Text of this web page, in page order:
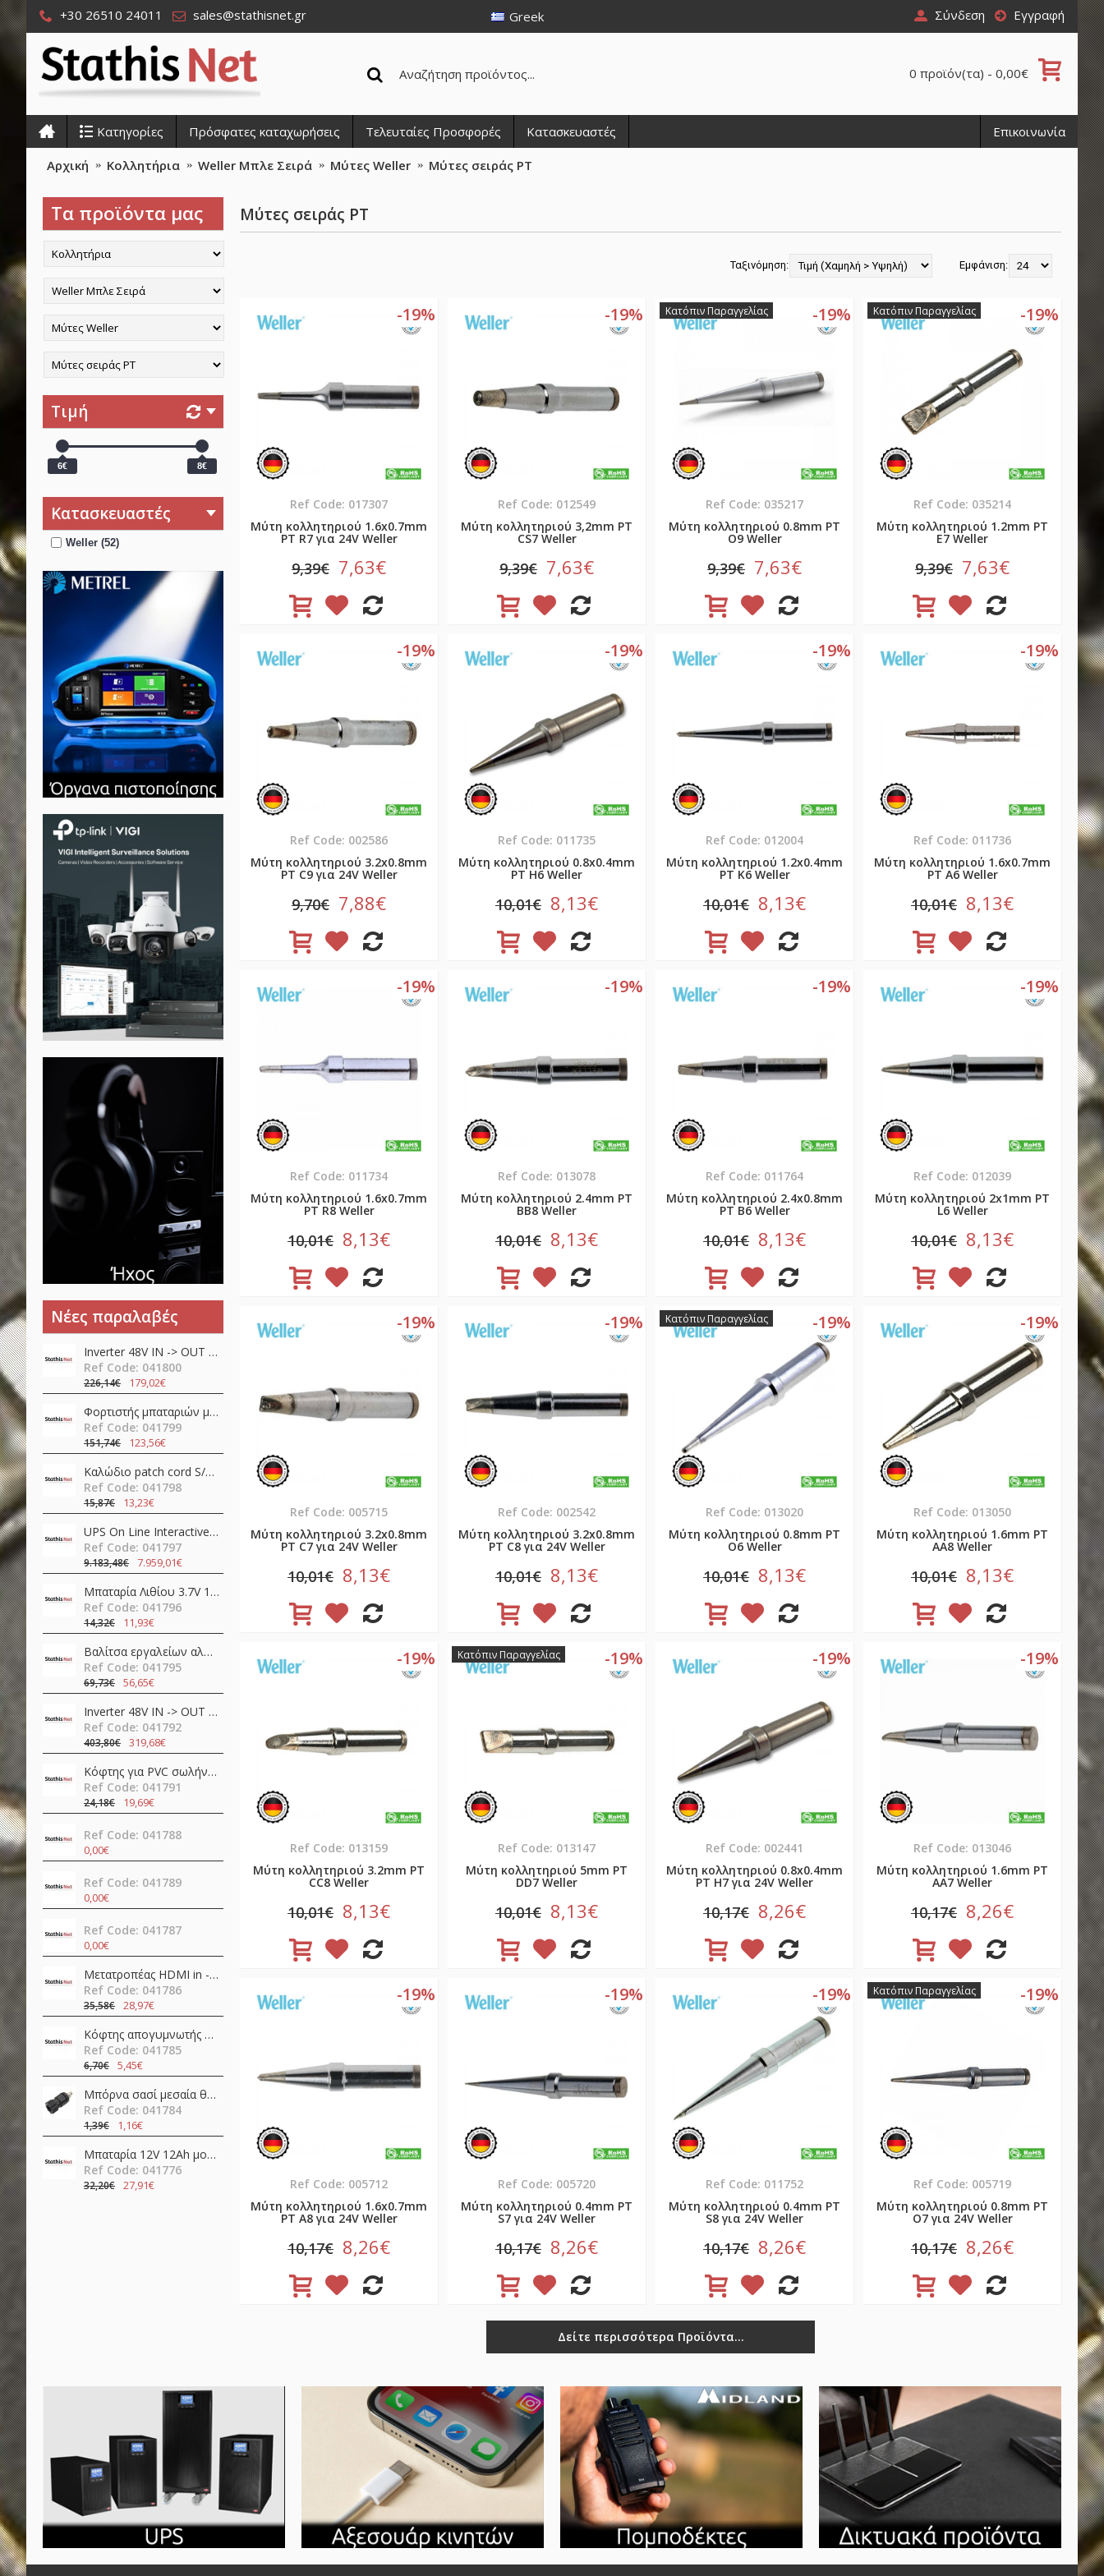
+30 26510 24011 sales@stathisnet.gr Greek Σύνδεση Εγγραφή
0 προϊόν(τα) - 0,00€
Κατηγορίες Πρόσφατες καταχωρήσεις Τελευταίες Προσφορές Κατασκευαστές Επικοινωνία
Αρχική Κολλητήρια Weller Μπλε Σειρά Μύτες Weller Μύτες σειράς PT
Τα προϊόντα μας
Τιμή
6€ 8€
Κατασκευαστές
Weller (52)
Νέες παραλαβές
Inverter 48V ΙΝ -> OUT 230VAC 450W καθαρού ημιτόνου NTS-450-248EU Mean Well
Ref Code: 041800
226,14€ 179,02€
Φορτιστής μπαταριών μολύβδου / λιθίου 24V 12A 360W PFC NPB-360-24TB Mean Well
Ref Code: 041799
151,74€ 123,56€
Καλώδιο patch cord S/FTP CAT6A 1m LSZH μαύρο γωνιακό προς τα κάτω Slim 80299 Delock
Ref Code: 041798
15,87€ 13,23€
UPS On Line Interactive 30000VA 30kW Τριφασικό / Μονοφασικό με 72 Μπαταρίες IST7-30KVA AEC
Ref Code: 041797
9.183,48€ 7.959,01€
Μπαταρία Λιθίου 3.7V 18650 3400mAh Li-Ion με προστασία & Type-C RC34 Speras
Ref Code: 041796
14,32€ 11,93€
Βαλίτσα εργαλείων αλουμινίου 11pcs TS01-P07 QuickFix Toolkit Teslong
Ref Code: 041795
69,73€ 56,65€
Inverter 48V ΙΝ -> OUT 230VAC 400W καθαρού ημιτόνου NTS-750-248EU MEAN WELL
Ref Code: 041792
403,80€ 319,68€
Κόφτης για PVC σωλήνες SR-366 Pro'sKit
Ref Code: 041791
24,18€ 19,69€
Ref Code: 041788
0,00€
Ref Code: 041789
0,00€
Ref Code: 041787
0,00€
Μετατροπέας HDMI in -> HDMI + SPDIF + 3.5mm out 4K@60Hz OZV8
Ref Code: 041786
35,58€ 28,97€
Κόφτης απογυμνωτής 0.5-4.0mm ψαλίδι ακριβείας CP-108 (6PK-223) Pro'sKit
Ref Code: 041785
6,70€ 5,45€
Μπόρνα σασί μεσαία θηλυκή απλή 42mm/Φ4/30Α βακελίτη μαύρη νίκελ JT-6132 JKG
Ref Code: 041784
1,39€ 1,16€
Μπαταρία 12V 12Ah μολύβδου FL12-12 Invictus
Ref Code: 041776
32,20€ 27,91€
Μύτες σειράς PT
Εμφάνιση:
Ταξινόμηση:
-19%
Ref Code: 017307
Μύτη κολλητηριού 1.6x0.7mm
PT R7 για 24V Weller
9,39€ 7,63€
-19%
Ref Code: 012549
Μύτη κολλητηριού 3,2mm PT
CS7 Weller
9,39€ 7,63€
-19%
Κατόπιν Παραγγελίας
Ref Code: 035217
Μύτη κολλητηριού 0.8mm PT
O9 Weller
9,39€ 7,63€
-19%
Κατόπιν Παραγγελίας
Ref Code: 035214
Μύτη κολλητηριού 1.2mm PT
E7 Weller
9,39€ 7,63€
-19%
Ref Code: 002586
Μύτη κολλητηριού 3.2x0.8mm
PT C9 για 24V Weller
9,70€ 7,88€
-19%
Ref Code: 011735
Μύτη κολλητηριού 0.8x0.4mm
PT H6 Weller
10,01€ 8,13€
-19%
Ref Code: 012004
Μύτη κολλητηριού 1.2x0.4mm
PT K6 Weller
10,01€ 8,13€
-19%
Ref Code: 011736
Μύτη κολλητηριού 1.6x0.7mm
PT A6 Weller
10,01€ 8,13€
-19%
Ref Code: 011734
Μύτη κολλητηριού 1.6x0.7mm
PT R8 Weller
10,01€ 8,13€
-19%
Ref Code: 013078
Μύτη κολλητηριού 2.4mm PT
BB8 Weller
10,01€ 8,13€
-19%
Ref Code: 011764
Μύτη κολλητηριού 2.4x0.8mm
PT B6 Weller
10,01€ 8,13€
-19%
Ref Code: 012039
Μύτη κολλητηριού 2x1mm PT
L6 Weller
10,01€ 8,13€
-19%
Ref Code: 005715
Μύτη κολλητηριού 3.2x0.8mm
PT C7 για 24V Weller
10,01€ 8,13€
-19%
Ref Code: 002542
Μύτη κολλητηριού 3.2x0.8mm
PT C8 για 24V Weller
10,01€ 8,13€
-19%
Κατόπιν Παραγγελίας
Ref Code: 013020
Μύτη κολλητηριού 0.8mm PT
O6 Weller
10,01€ 8,13€
-19%
Ref Code: 013050
Μύτη κολλητηριού 1.6mm PT
AA8 Weller
10,01€ 8,13€
-19%
Ref Code: 013159
Μύτη κολλητηριού 3.2mm PT
CC8 Weller
10,01€ 8,13€
-19%
Κατόπιν Παραγγελίας
Ref Code: 013147
Μύτη κολλητηριού 5mm PT
DD7 Weller
10,01€ 8,13€
-19%
Ref Code: 002441
Μύτη κολλητηριού 0.8x0.4mm
PT H7 για 24V Weller
10,17€ 8,26€
-19%
Ref Code: 013046
Μύτη κολλητηριού 1.6mm PT
AA7 Weller
10,17€ 8,26€
-19%
Ref Code: 005712
Μύτη κολλητηριού 1.6x0.7mm
PT A8 για 24V Weller
10,17€ 8,26€
-19%
Ref Code: 005720
Μύτη κολλητηριού 0.4mm PT
S7 για 24V Weller
10,17€ 8,26€
-19%
Ref Code: 011752
Μύτη κολλητηριού 0.4mm PT
S8 για 24V Weller
10,17€ 8,26€
-19%
Κατόπιν Παραγγελίας
Ref Code: 005719
Μύτη κολλητηριού 0.8mm PT
O7 για 24V Weller
10,17€ 8,26€
Δείτε περισσότερα Προϊόντα...